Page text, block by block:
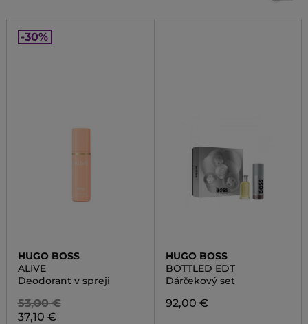
-30%
HUGO BOSS
ALIVE
Deodorant v spreji
53,00 €
37,10 €
HUGO BOSS
BOTTLED EDT
Dárčekový set
92,00 €